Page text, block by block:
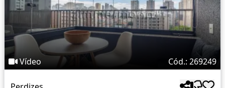
Vídeo Cód.: 269249